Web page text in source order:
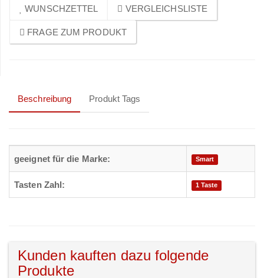
WUNSCHZETTEL VERGLEICHSLISTE
FRAGE ZUM PRODUKT
Beschreibung Produkt Tags
geeignet für die Marke: Smart
Tasten Zahl: 1 Taste
Kunden kauften dazu folgende
Produkte